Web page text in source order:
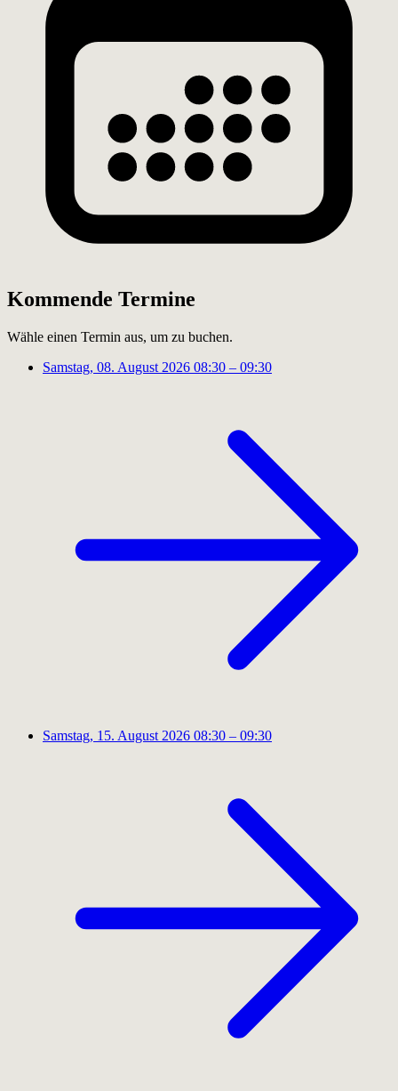
Kommende Termine
Wähle einen Termin aus, um zu buchen.
Samstag, 08. August 2026 08:30 – 09:30
Samstag, 15. August 2026 08:30 – 09:30